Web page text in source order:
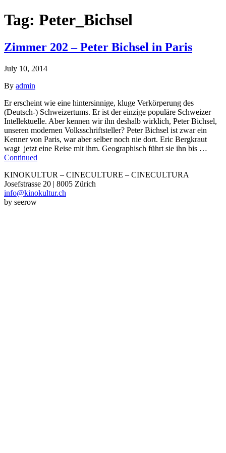
Tag: Peter_Bichsel
Zimmer 202 – Peter Bichsel in Paris
July 10, 2014
By admin
Er erscheint wie eine hintersinnige, kluge Verkörperung des
(Deutsch-) Schweizertums. Er ist der einzige populäre Schweizer
Intellektuelle. Aber kennen wir ihn deshalb wirklich, Peter Bichsel,
unseren modernen Volksschriftsteller? Peter Bichsel ist zwar ein
Kenner von Paris, war aber selber noch nie dort. Eric Bergkraut
wagt jetzt eine Reise mit ihm. Geographisch führt sie ihn bis …
Continued
KINOKULTUR – CINECULTURE – CINECULTURA
Josefstrasse 20 | 8005 Zürich
info@kinokultur.ch
by seerow